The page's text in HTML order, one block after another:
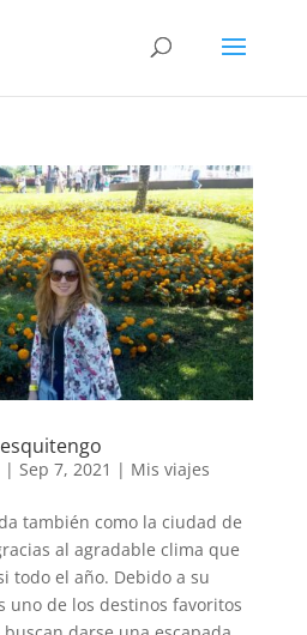
| Sep 7, 2021 | Mis viajes
también como la ciudad de
al agradable clima que
todo el año. Debido a su
uno de los destinos favoritos